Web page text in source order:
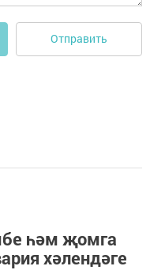
Отправить
һәм җомга
хәлендәге